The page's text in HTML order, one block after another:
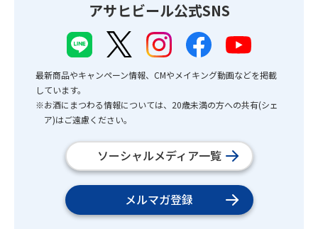
アサヒビール公式SNS
最新商品やキャンペーン情報、CMやメイキング動画などを掲載
しています。
※お酒にまつわる情報については、20歳未満の方への共有(シェ
ア)はご遠慮ください。
ソーシャルメディア一覧
メルマガ登録